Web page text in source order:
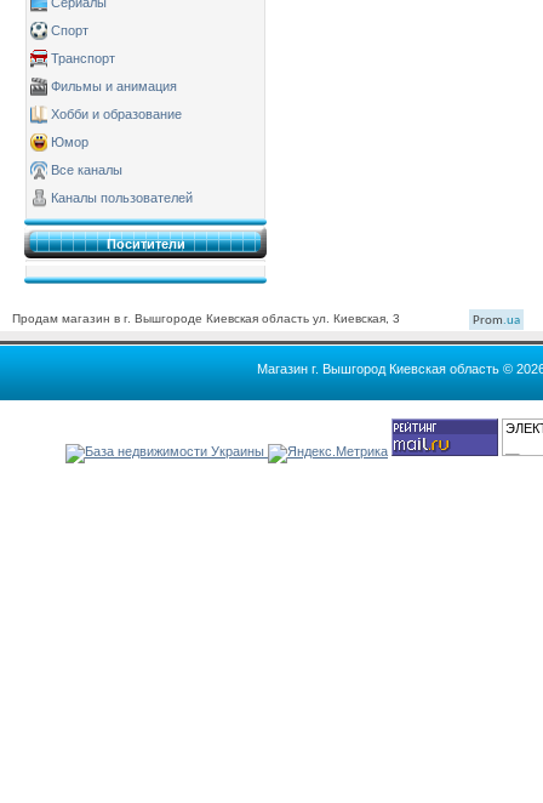
Спорт
Транспорт
Фильмы и анимация
Хобби и образование
Юмор
Все каналы
Каналы пользователей
Поситители
Продам магазин в г. Вышгороде Киевская область ул. Киевская, 3 Prom.ua
Магазин г. Вышгород Киевская область ©